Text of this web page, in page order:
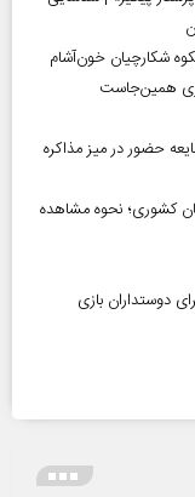
همین‌جاست
حضور در میز مذاکره
بازنشستگان کشوری؛ نحوه مشاهده